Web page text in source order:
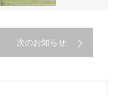
次のお知らせ